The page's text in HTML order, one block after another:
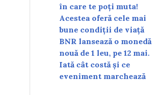
în care te poți muta!
Acestea oferă cele mai
bune condiții de viață
BNR lansează o monedă
nouă de 1 leu, pe 12 mai.
Iată cât costă și ce
eveniment marchează